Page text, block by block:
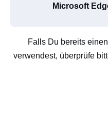
Microsoft
Falls Du bereits
verwendest, überprüfe